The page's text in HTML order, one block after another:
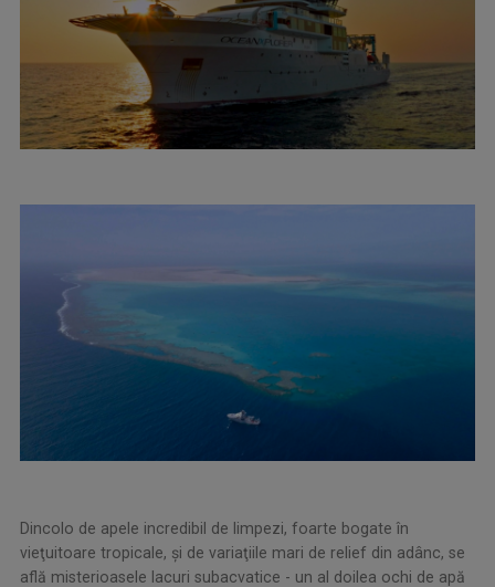
Dincolo de apele incredibil de limpezi, foarte bogate în
vieţuitoare tropicale, şi de variaţiile mari de relief din adânc, se
află misterioasele lacuri subacvatice - un al doilea ochi de apă